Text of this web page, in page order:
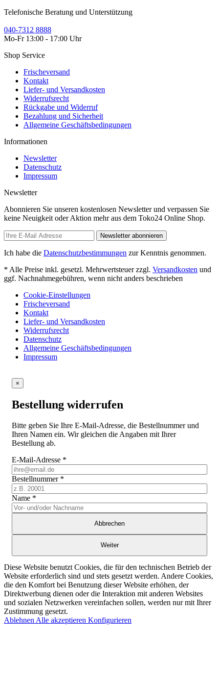
Telefonische Beratung und Unterstützung
040-7312 8888
Mo-Fr 13:00 - 17:00 Uhr
Shop Service
Frischeversand
Kontakt
Liefer- und Versandkosten
Widerrufsrecht
Rückgabe und Widerruf
Bezahlung und Sicherheit
Allgemeine Geschäftsbedingungen
Informationen
Newsletter
Datenschutz
Impressum
Newsletter
Abonnieren Sie unseren kostenlosen Newsletter und verpassen Sie
keine Neuigkeit oder Aktion mehr aus dem Toko24 Online Shop.
Newsletter abonnieren
Ich habe die Datenschutzbestimmungen zur Kenntnis genommen.
* Alle Preise inkl. gesetzl. Mehrwertsteuer zzgl. Versandkosten und
ggf. Nachnahmegebühren, wenn nicht anders beschrieben
Cookie-Einstellungen
Frischeversand
Kontakt
Liefer- und Versandkosten
Widerrufsrecht
Datenschutz
Allgemeine Geschäftsbedingungen
Impressum
×
Bestellung widerrufen
Bitte geben Sie Ihre E-Mail-Adresse, die Bestellnummer und
Ihren Namen ein. Wir gleichen die Angaben mit Ihrer
Bestellung ab.
E-Mail-Adresse *
Bestellnummer *
Name *
Abbrechen
Weiter
Diese Website benutzt Cookies, die für den technischen Betrieb der
Website erforderlich sind und stets gesetzt werden. Andere Cookies,
die den Komfort bei Benutzung dieser Website erhöhen, der
Direktwerbung dienen oder die Interaktion mit anderen Websites
und sozialen Netzwerken vereinfachen sollen, werden nur mit Ihrer
Zustimmung gesetzt.
Ablehnen Alle akzeptieren Konfigurieren